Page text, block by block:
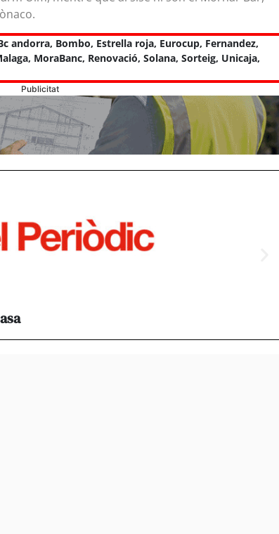
andorra, Bombo, Estrella roja, Eurocup, Fernandez,
, MoraBanc, Renovació, Solana, Sorteig, Unicaja,
Publicitat